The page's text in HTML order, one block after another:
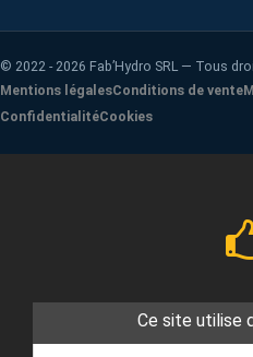
© 2022 - 2026 Fab’Hydro SRL — Tous
Mentions légalesConditions de vente
ConfidentialitéCookies
Ce site utilise